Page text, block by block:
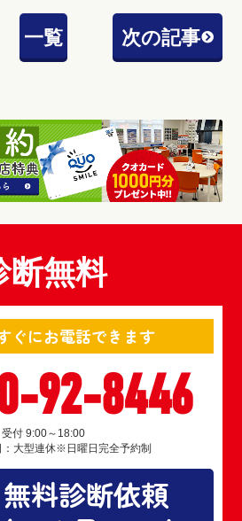
一覧 次の記事
断無料
ぐにお電話できます
92-8446
受付 9:00～18:00
：大型連休※日曜日完全予約制
無料診断依頼